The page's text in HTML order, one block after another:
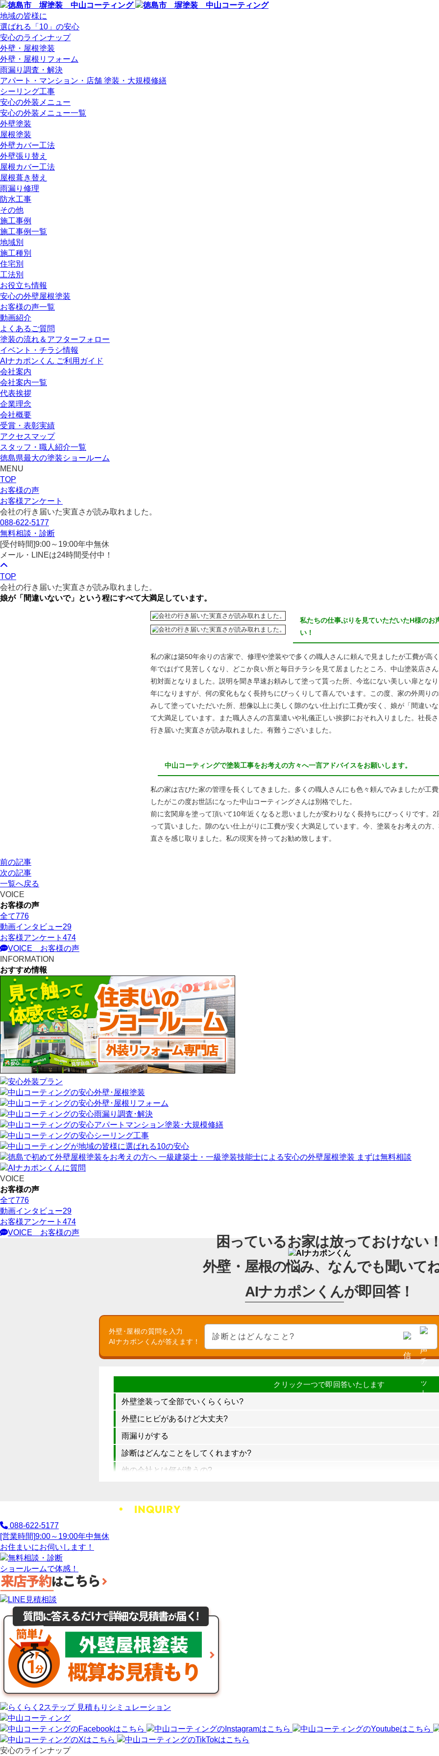
地域の皆様に
選ばれる「10」の安心
安心のラインナップ
外壁・屋根塗装
外壁・屋根リフォーム
雨漏り調査・解決
アパート・マンション・店舗 塗装・大規模修繕
シーリング工事
安心の外装メニュー
安心の外装メニュー一覧
外壁塗装
屋根塗装
外壁カバー工法
外壁張り替え
屋根カバー工法
屋根葺き替え
雨漏り修理
防水工事
その他
施工事例
施工事例一覧
地域別
施工種別
住宅別
工法別
お役立ち情報
安心の外壁屋根塗装
お客様の声一覧
動画紹介
よくあるご質問
塗装の流れ＆アフターフォロー
イベント・チラシ情報
AIナカポンくん ご利用ガイド
会社案内
会社案内一覧
代表挨拶
企業理念
会社概要
受賞・表彰実績
アクセスマップ
スタッフ・職人紹介一覧
徳島県最大の塗装ショールーム
MENU
TOP
お客様の声
お客様アンケート
会社の行き届いた実直さが読み取れました。
088-622-5177
無料相談・診断
[受付時間]9:00～19:00年中無休
メール・LINEは24時間受付中！
TOP
会社の行き届いた実直さが読み取れました。
娘が「間違いないで」という程にすべて大満足しています。
私たちの仕事ぶりを見ていただいたH様のお
い！
私の家は築50年余りの古家で、修理や塗装やで多くの職人さんに頼んで見ましたが工費が高
年ではげて見苦しくなり、どこか良い所と毎日チラシを見て居ましたところ、中山塗装店さ
初対面となりました。説明を聞き早速お頼みして塗って貰った所、今迄にない美しい扉とな
年になりますが、何の変化もなく長持ちにびっくりして喜んでいます。この度、家の外周り
みして塗っていただいた所、想像以上に美しく隙のない仕上げに工費が安く、娘が「間違い
て大満足しています。また職人さんの言葉遣いや礼儀正しい挨拶におそれ入りました。社長
行き届いた実直さが読み取れました。有難うございました。
中山コーティングで塗装工事をお考えの方々へ一言アドバイスをお願いします。
私の家は古びた家の管理を長くしてきました。多くの職人さんにも色々頼んでみましたが工
したがこの度お世話になった中山コーティングさんは別格でした。
前に玄関扉を塗って頂いて10年近くなると思いましたが変わりなく長持ちにびっくりです。
って貰いました。隙のない仕上がりに工費が安く大満足しています。今、塗装をお考えの方
直さを感じ取りました。私の現実を持ってお勧め致します。
前の記事
次の記事
一覧へ戻る
VOICE
お客様の声
全て776
動画インタビュー29
お客様アンケート 474
VOICE
お客様の声
INFORMATION
おすすめ情報
VOICE
お客様の声
全て776
動画インタビュー29
お客様アンケート 474
VOICE
お客様の声
困っているお家は放っておけない
外壁・屋根の悩み、なんでも聞いて
AIナカポンくんが即回答！
外壁･屋根の質問を入力
AIナカポンくんが答えます！
外壁塗装って全部でいくらくらい?
外壁にヒビがあるけど大丈夫?
雨漏りがする
診断はどんなことをしてくれますか?
他の会社とは何が違うの?
088-622-5177
[営業時間]9:00～19:00年中無休
お住まいにお伺いします！
ショールームで体感！
安心のラインナップ